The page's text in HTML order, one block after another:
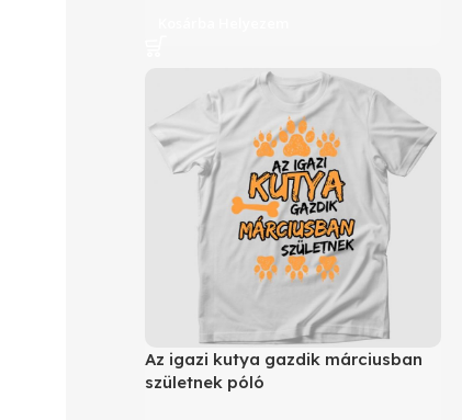
Az igazi kutya gazdik márciusban
születnek póló